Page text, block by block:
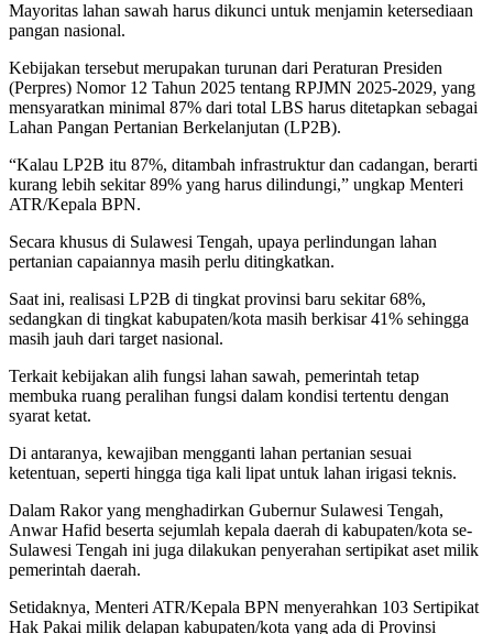
Mayoritas lahan sawah harus dikunci untuk menjamin ketersediaan
pangan nasional.
Kebijakan tersebut merupakan turunan dari Peraturan Presiden
(Perpres) Nomor 12 Tahun 2025 tentang RPJMN 2025-2029, yang
mensyaratkan minimal 87% dari total LBS harus ditetapkan sebagai
Lahan Pangan Pertanian Berkelanjutan (LP2B).
“Kalau LP2B itu 87%, ditambah infrastruktur dan cadangan, berarti
kurang lebih sekitar 89% yang harus dilindungi,” ungkap Menteri
ATR/Kepala BPN.
Secara khusus di Sulawesi Tengah, upaya perlindungan lahan
pertanian capaiannya masih perlu ditingkatkan.
Saat ini, realisasi LP2B di tingkat provinsi baru sekitar 68%,
sedangkan di tingkat kabupaten/kota masih berkisar 41% sehingga
masih jauh dari target nasional.
Terkait kebijakan alih fungsi lahan sawah, pemerintah tetap
membuka ruang peralihan fungsi dalam kondisi tertentu dengan
syarat ketat.
Di antaranya, kewajiban mengganti lahan pertanian sesuai
ketentuan, seperti hingga tiga kali lipat untuk lahan irigasi teknis.
Dalam Rakor yang menghadirkan Gubernur Sulawesi Tengah,
Anwar Hafid beserta sejumlah kepala daerah di kabupaten/kota se-
Sulawesi Tengah ini juga dilakukan penyerahan sertipikat aset milik
pemerintah daerah.
Setidaknya, Menteri ATR/Kepala BPN menyerahkan 103 Sertipikat
Hak Pakai milik delapan kabupaten/kota yang ada di Provinsi